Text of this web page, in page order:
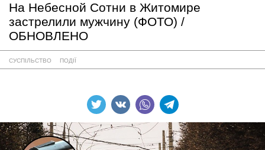
На Небесной Сотни в Житомире
застрелили мужчину (ФОТО) /
ОБНОВЛЕНО
СУСПІЛЬСТВО ПОДІЇ